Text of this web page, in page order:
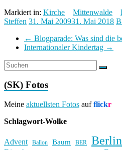
Markiert in: Kirche Mittenwalde
Steffen 31. Mai 200931. Mai 2018
← Blogparade: Was sind die
Internationaler Kindertag →
(SK) Fotos
Meine aktuellsten Fotos aufflickr
Schlagwort-Wolke
Advent Ballon Baum BER Berlin